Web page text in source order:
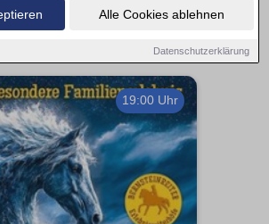
Alle Cookies ablehnen
Datenschutzerklärung
– hier finden alles im Überblick und Tickets.
19:00 Uhr